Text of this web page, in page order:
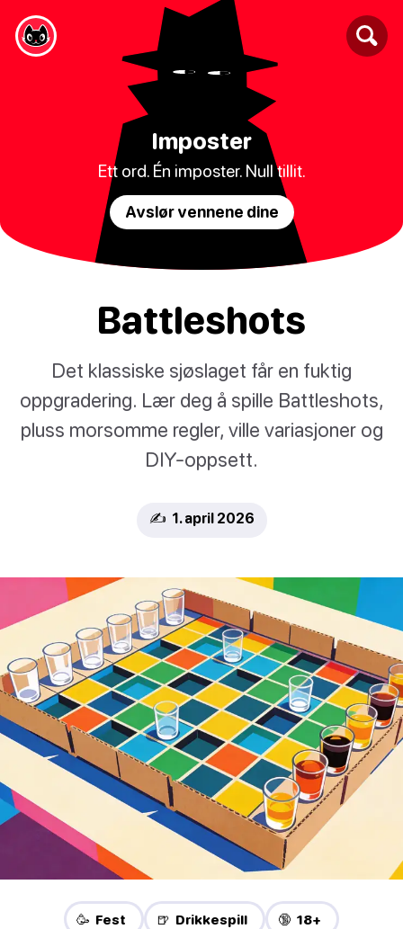
Imposter
Ett ord. Én imposter. Null tillit.
Avslør vennene dine
Battleshots
Det klassiske sjøslaget får en fuktig
oppgradering. Lær deg å spille Battleshots,
pluss morsomme regler, ville variasjoner og
DIY-oppsett.
✍️ 1. april 2026
🥳 Fest 🍺 Drikkespill 🔞 18+